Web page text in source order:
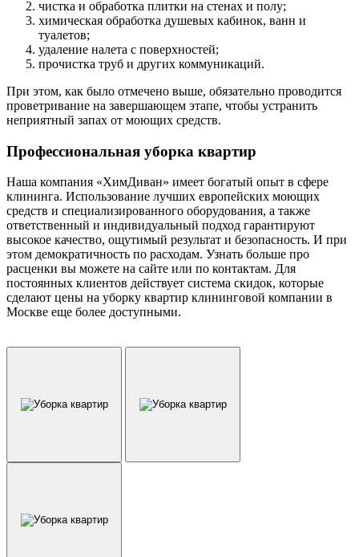
чистка и обработка плитки на стенах и полу;
химическая обработка душевых кабинок, ванн и
туалетов;
удаление налета с поверхностей;
прочистка труб и других коммуникаций.
При этом, как было отмечено выше, обязательно проводится
проветривание на завершающем этапе, чтобы устранить
неприятный запах от моющих средств.
Профессиональная уборка квартир
Наша компания «ХимДиван» имеет богатый опыт в сфере
клининга. Использование лучших европейских моющих
средств и специализированного оборудования, а также
ответственный и индивидуальный подход гарантируют
высокое качество, ощутимый результат и безопасность. И при
этом демократичность по расходам. Узнать больше про
расценки вы можете на сайте или по контактам. Для
постоянных клиентов действует система скидок, которые
сделают цены на уборку квартир клининговой компании в
Москве еще более доступными.